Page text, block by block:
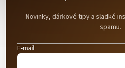
Novinky, dárkové tipy a sladké
spamu.
E-mail